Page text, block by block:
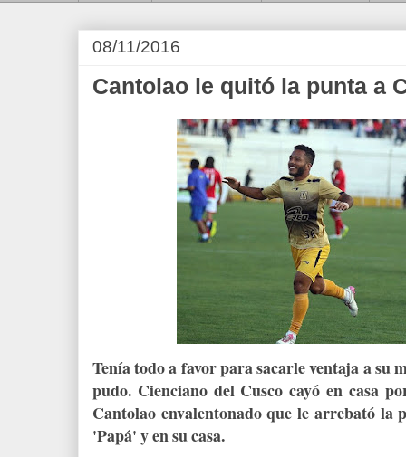
08/11/2016
Cantolao le quitó la punta a
Tenía todo a favor para sacarle ventaja a su
pudo. Cienciano del Cusco cayó en casa
Cantolao envalentonado que le arrebató la
'Papá' y en su casa.